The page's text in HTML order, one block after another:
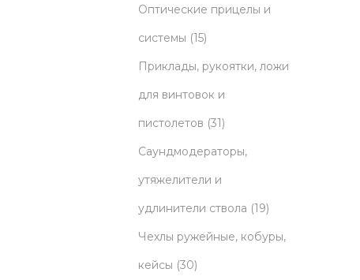
s
u
t
s
o
u
s
6
r
o
d
u
c
t
s
Оптические прицелы и
системы 151
5
p
o
d
u
c
Приклады, рукоятки, ложи
для винтовок и
пистолетов 313
1
r
o
Саундмодераторы,
утяжелители и
удлинители ствола 191
9
Чехлы ружейные, кобуры,
кейсы 303